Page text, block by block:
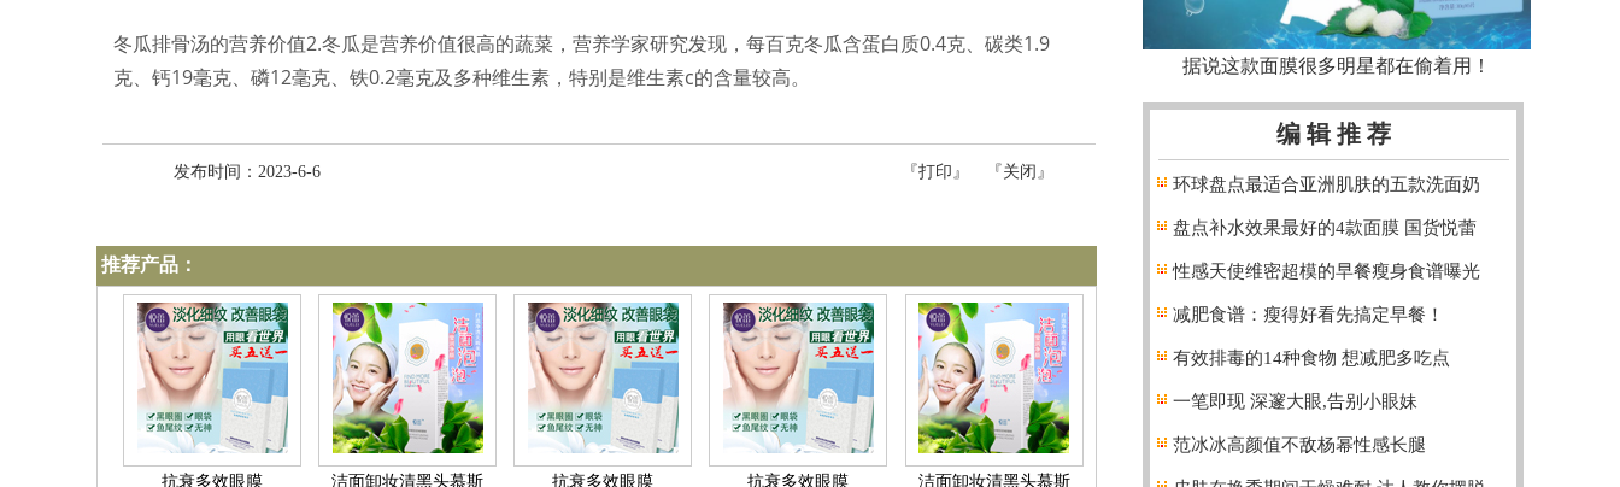
冬瓜排骨汤的营养价值2.冬瓜是营养价值很高的蔬菜，营养学家研究发现，每百克冬瓜含蛋白质0.4克、碳类1.9
克、钙19毫克、磷12毫克、铁0.2毫克及多种维生素，特别是维生素c的含量较高。
发布时间：2023-6-6 『打印 』 『 关闭 』